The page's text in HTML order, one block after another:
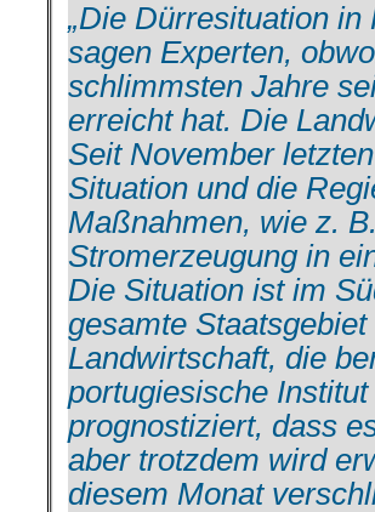
„Die Dürresituation
sagen Experten,
schlimmsten Jahre
erreicht hat. Die
Seit November
Situation und die
Maßnahmen, wie z.
Stromerzeugung in
Die Situation ist im
gesamte
Landwirtschaft, die
portugiesische
prognostiziert, dass
aber trotzdem wird
diesem Monat